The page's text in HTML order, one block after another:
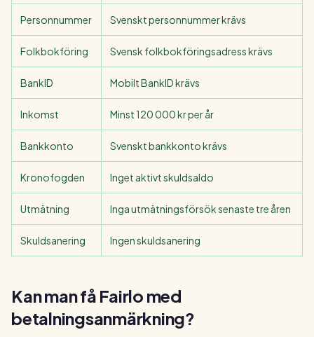
Personnummer Svenskt personnummer krävs
Folkbokföring Svensk folkbokföringsadress krävs
BankID Mobilt BankID krävs
Inkomst Minst 120 000 kr per år
Bankkonto Svenskt bankkonto krävs
Kronofogden Inget aktivt skuldsaldo
Utmätning Inga utmätningsförsök senaste tre åren
Skuldsanering Ingen skuldsanering
Kan man få Fairlo med
betalningsanmärkning?